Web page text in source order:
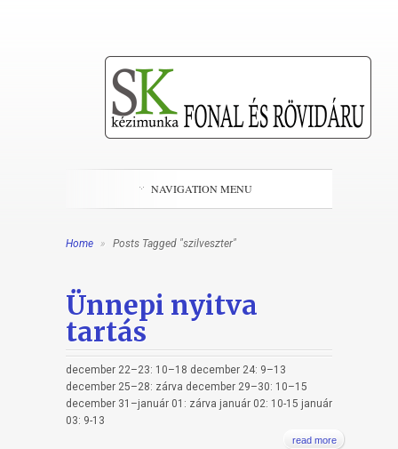
NAVIGATION MENU
Home » Posts Tagged "szilveszter"
Ünnepi nyitva
tartás
december 22–23: 10–18 december 24: 9–13
december 25–28: zárva december 29–30: 10–15
december 31–január 01: zárva január 02: 10-15 január
03: 9-13
read more